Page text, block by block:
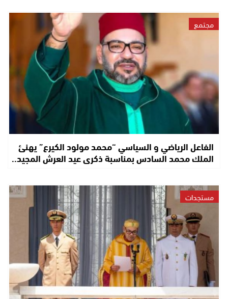
مجتمع
الفاعل الرياضي و السياسي “محمد مولود الكيرع” يهنئ
الملك محمد السادس بمناسبة ذكرى عيد العرش المجيد..
مستجدات